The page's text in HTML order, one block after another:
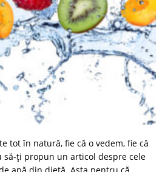
tot în natură, fie că o vedem, fie că
să-ți propun un articol despre cele